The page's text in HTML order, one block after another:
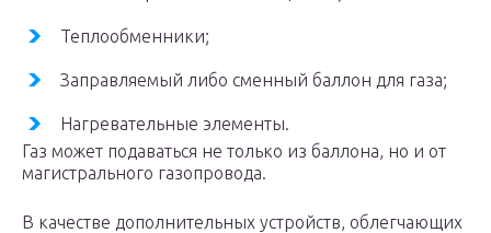
Теплообменники;
Заправляемый либо сменный баллон для газа;
Нагревательные элементы.
Газ может подаваться не только из баллона, но и от
магистрального газопровода.
В качестве дополнительных устройств, облегчающих